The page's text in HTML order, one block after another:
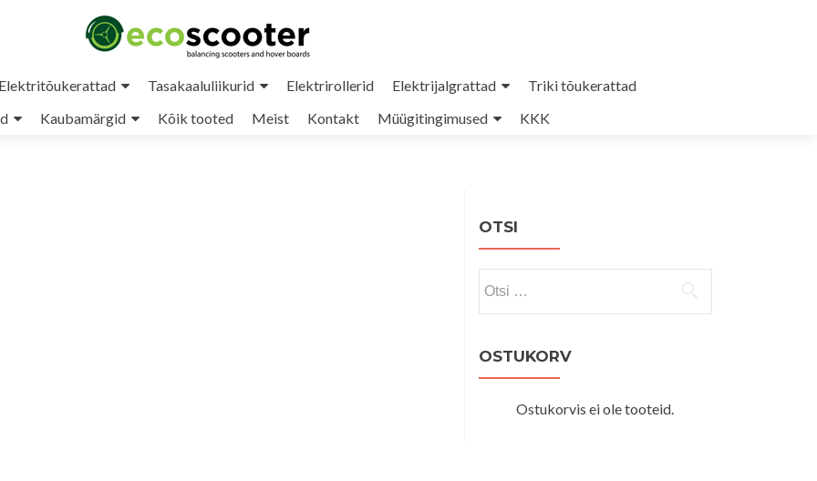
Elektritõukerattad Tasakaaluliikurid Elektrirollerid Elektrijalgrattad
Triki tõukerattad
Kaubamärgid Kõik tooted Meist Kontakt Müügitingimused KKK
OTSI
OSTUKORV
Ostukorvis ei ole tooteid.